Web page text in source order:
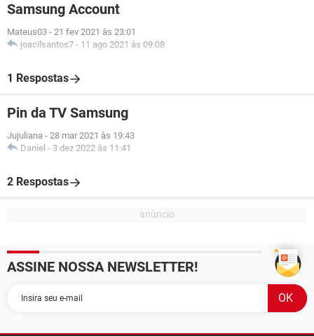
Samsung Account
Mateus03 - 21 fev 2021 às 23:01
joacilsantos7 - 11 ago 2021 às 09:08
1 Respostas
Pin da TV Samsung
Jujuliana - 28 mar 2021 às 19:43
Daniel - 3 dez 2022 às 11:41
2 Respostas
ASSINE NOSSA NEWSLETTER!